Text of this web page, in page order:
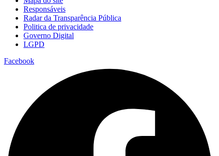
Responsáveis
Radar da Transparência Pública
Politica de privacidade
Governo Digital
LGPD
Facebook